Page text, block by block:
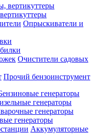
Опрыскиватели и
Очистители садовых
Прочий бензоинструмент
генераторы
генераторы
генераторы
генераторы
Аккумуляторные